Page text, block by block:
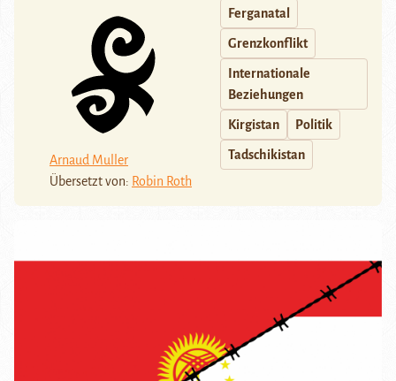
Arnaud Muller
Übersetzt von: Robin Roth
Ferganatal
Grenzkonflikt
Internationale
Beziehungen
Kirgistan Politik
Tadschikistan